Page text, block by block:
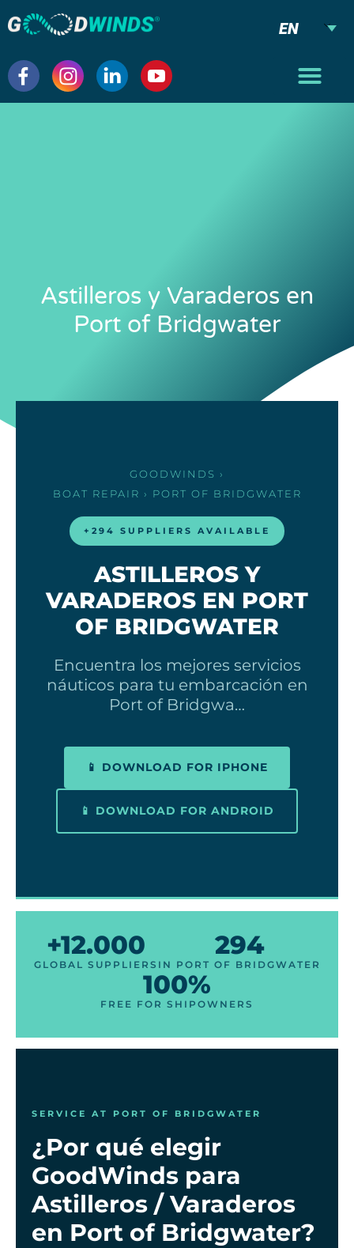
EN
Astilleros y Varaderos en
Port of Bridgwater
GOODWINDS ›
BOAT REPAIR › PORT OF BRIDGWATER
+294 SUPPLIERS AVAILABLE
ASTILLEROS Y
VARADEROS EN PORT
OF BRIDGWATER
Encuentra los mejores servicios
náuticos para tu embarcación en
Port of Bridgwa…
📱 DOWNLOAD FOR IPHONE
📱 DOWNLOAD FOR ANDROID
+12.000
GLOBAL SUPPLIERS
294
IN PORT OF BRIDGWATER
100%
FREE FOR SHIPOWNERS
SERVICE AT PORT OF BRIDGWATER
¿Por qué elegir
GoodWinds para
Astilleros / Varaderos
en Port of Bridgwater?